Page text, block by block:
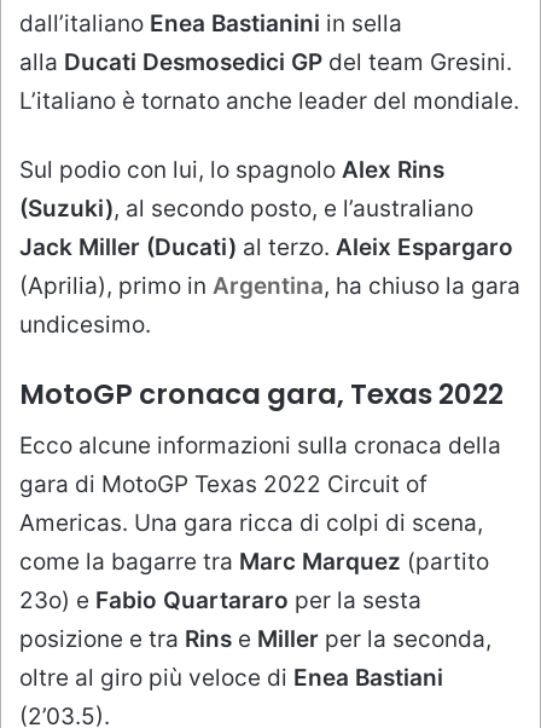
dall’italiano Enea Bastianini in sella
alla Ducati Desmosedici GP del team Gresini.
L’italiano è tornato anche leader del mondiale.
Sul podio con lui, lo spagnolo Alex Rins
(Suzuki), al secondo posto, e l’australiano
Jack Miller (Ducati) al terzo. Aleix Espargaro
(Aprilia), primo in Argentina, ha chiuso la gara
undicesimo.
MotoGP cronaca gara, Texas 2022
Ecco alcune informazioni sulla cronaca della
gara di MotoGP Texas 2022 Circuit of
Americas. Una gara ricca di colpi di scena,
come la bagarre tra Marc Marquez (partito
23o) e Fabio Quartararo per la sesta
posizione e tra Rins e Miller per la seconda,
oltre al giro più veloce di Enea Bastiani
(2’03.5).